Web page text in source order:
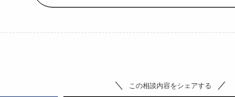
この相談内容をシェアする